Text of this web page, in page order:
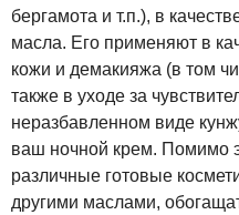
бергамота и т.п.), в
масла. Его применяют в
кожи и демакияжа (в том
также в уходе за
неразбавленном виде
ваш ночной крем. Помимо
различные готовые
другими маслами,